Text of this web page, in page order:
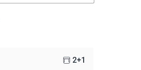
2+1